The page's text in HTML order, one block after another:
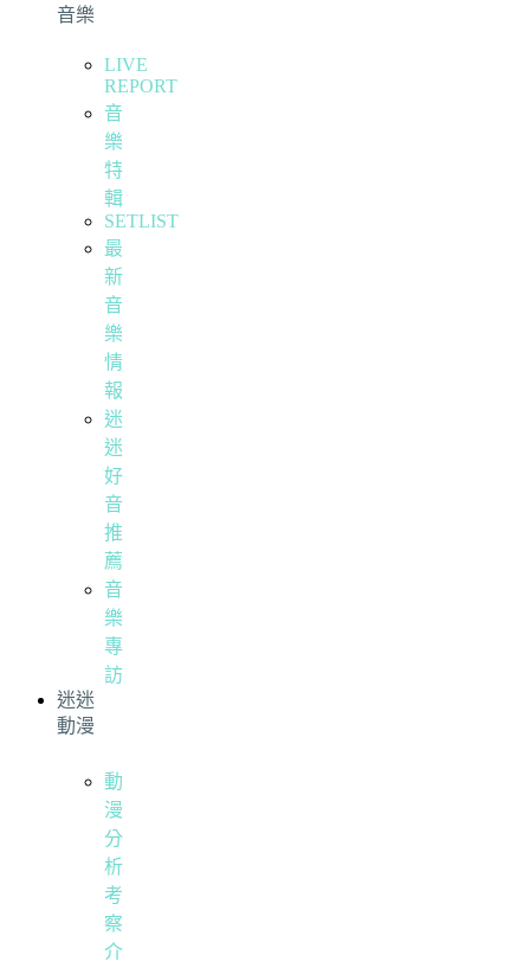
音樂
LIVE
REPORT
音
樂
特
輯
SETLIST
最
新
音
樂
情
報
迷
迷
好
音
推
薦
音
樂
專
訪
迷迷
動漫
動
漫
分
析
考
察
介